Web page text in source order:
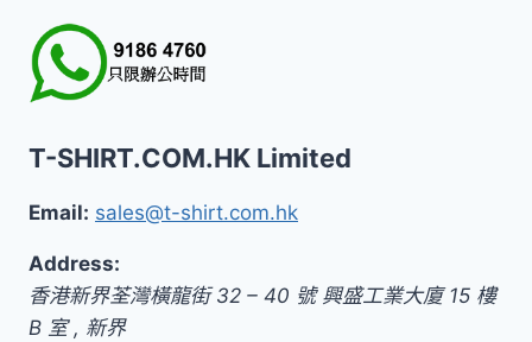
T-SHIRT.COM.HK Limited
Email: sales@t-shirt.com.hk
Address:
香港新界荃灣橫龍街 32 – 40 號 興盛工業大廈 15 樓
B 室, 新界